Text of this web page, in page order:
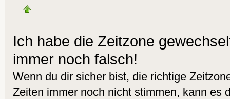
Ich habe die Zeitzone
immer noch falsch!
Wenn du dir sicher bist, die richtige
Zeiten immer noch nicht stimmen, kann es